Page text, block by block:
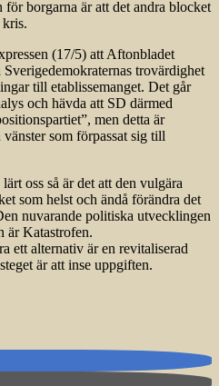
för borgarna är att det andra blocket
(17/5) att Aftonbladet
trovärdighet
till etablissemanget. Det går
och hävda att SD därmed
men detta är
som förpassat sig till
oss så är det att den vulgära
som helst och ändå förändra det
nuvarande politiska utvecklingen
är Katastrofen.
ett alternativ är en revitaliserad
är att inse uppgiften.